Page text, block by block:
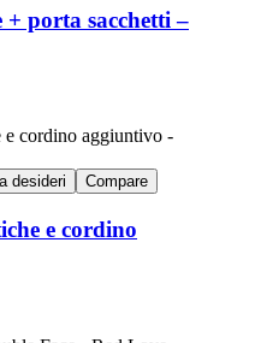
+ porta sacchetti –
desideri Compare
e cordino